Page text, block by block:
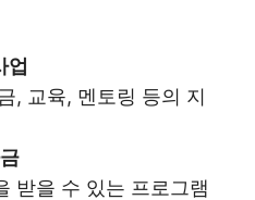
업
, 교육, 멘토링 등의 지
받을 수 있는 프로그램